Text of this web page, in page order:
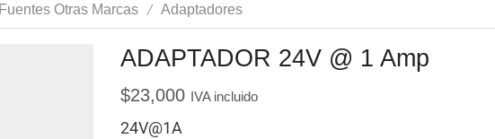
Fuentes Otras Marcas / Adaptadores
ADAPTADOR 24V @ 1 Amp
$23,000 IVA incluido
24V@1A